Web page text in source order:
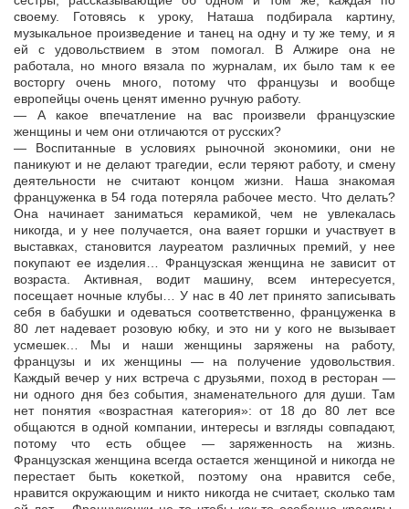
своему. Готовясь к уроку, Наташа подбирала картину,
музыкальное произведение и танец на одну и ту же тему, и я
ей с удовольствием в этом помогал. В Алжире она не
работала, но много вязала по журналам, их было там к ее
восторгу очень много, потому что французы и вообще
европейцы очень ценят именно ручную работу.
— А какое впечатление на вас произвели французские
женщины и чем они отличаются от русских?
— Воспитанные в условиях рыночной экономики, они не
паникуют и не делают трагедии, если теряют работу, и смену
деятельности не считают концом жизни. Наша знакомая
француженка в 54 года потеряла рабочее место. Что делать?
Она начинает заниматься керамикой, чем не увлекалась
никогда, и у нее получается, она ваяет горшки и участвует в
выставках, становится лауреатом различных премий, у нее
покупают ее изделия… Французская женщина не зависит от
возраста. Активная, водит машину, всем интересуется,
посещает ночные клубы… У нас в 40 лет принято записывать
себя в бабушки и одеваться соответственно, француженка в
80 лет надевает розовую юбку, и это ни у кого не вызывает
усмешек… Мы и наши женщины заряжены на работу,
французы и их женщины — на получение удовольствия.
Каждый вечер у них встреча с друзьями, поход в ресторан —
ни одного дня без события, знаменательного для души. Там
нет понятия «возрастная категория»: от 18 до 80 лет все
общаются в одной компании, интересы и взгляды совпадают,
потому что есть общее — заряженность на жизнь.
Французская женщина всегда остается женщиной и никогда не
перестает быть кокеткой, поэтому она нравится себе,
нравится окружающим и никто никогда не считает, сколько там